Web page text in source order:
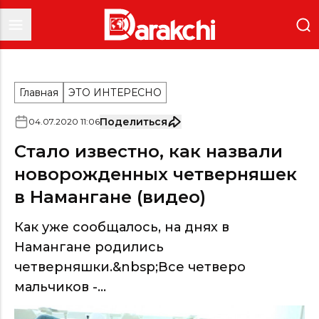
Главная ЭТО ИНТЕРЕСНО
04.07.2020 11:06Поделиться
Стало известно, как назвали
новорожденных четверняшек
в Намангане (видео)
Как уже сообщалось, на днях в
Намангане родились
четверняшки.&nbsp;Все четверо
мальчиков -...